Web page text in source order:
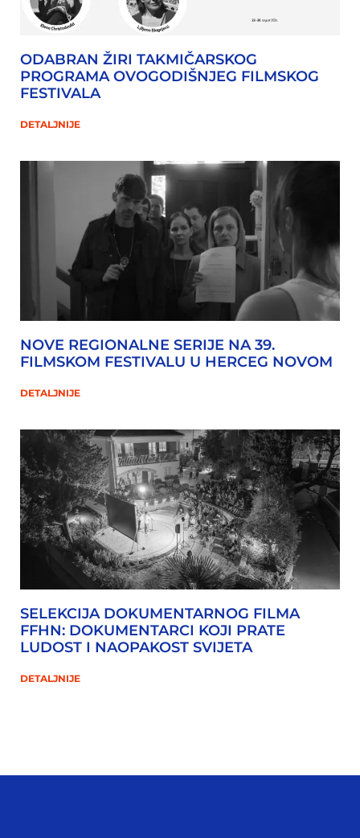
ODABRAN ŽIRI TAKMIČARSKOG
PROGRAMA OVOGODIŠNJEG FILMSKOG
FESTIVALA
DETALJNIJE
NOVE REGIONALNE SERIJE NA 39.
FILMSKOM FESTIVALU U HERCEG NOVOM
DETALJNIJE
SELEKCIJA DOKUMENTARNOG FILMA
FFHN: DOKUMENTARCI KOJI PRATE
LUDOST I NAOPAKOST SVIJETA
DETALJNIJE